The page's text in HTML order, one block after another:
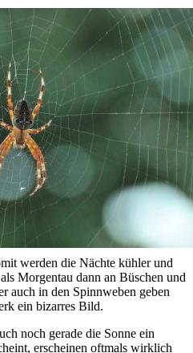
werden die Nächte kühler und
Morgentau dann an Büschen und
auch in den Spinnweben geben
ein bizarres Bild.
noch gerade die Sonne ein
erscheinen oftmals wirklich